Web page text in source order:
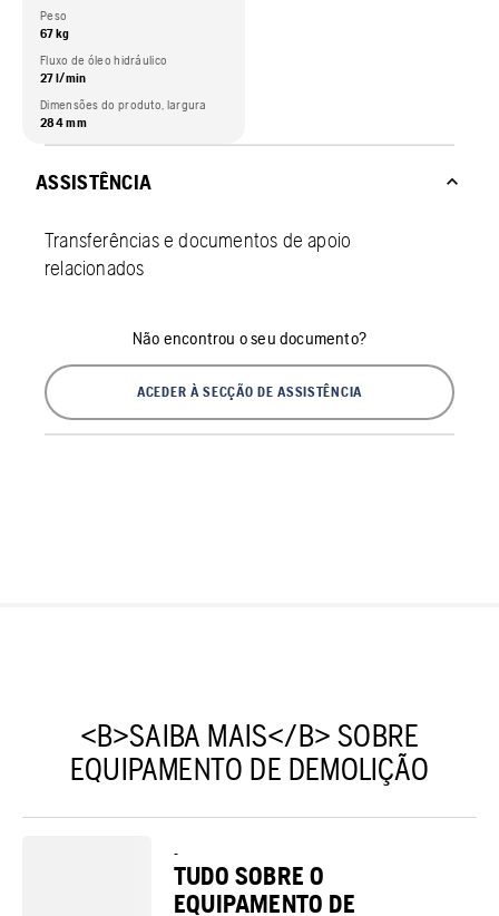
Peso
67 kg
Fluxo de óleo hidráulico
27 l/min
Dimensões do produto, largura
284 mm
ASSISTÊNCIA
Transferências e documentos de apoio
relacionados
Não encontrou o seu documento?
ACEDER À SECÇÃO DE ASSISTÊNCIA
<B>SAIBA MAIS</B> SOBRE
EQUIPAMENTO DE DEMOLIÇÃO
-
TUDO SOBRE O
EQUIPAMENTO DE